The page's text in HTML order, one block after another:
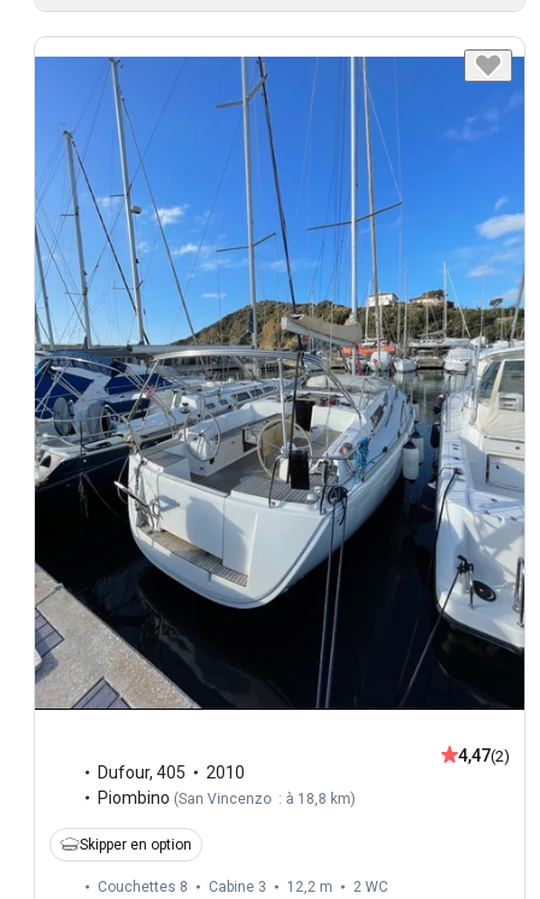
Dufour, 405
2010
Piombino (San Vincenzo : à 18,8 km)
4,47(2)
Skipper en option
Couchettes 8 Cabine 3 12,2 m 2 WC